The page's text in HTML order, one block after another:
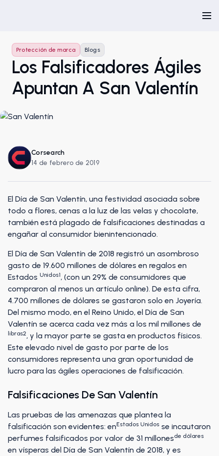
Protección de marca Blogs
Los Falsificadores Ágiles
Apuntan A San Valentín
Corsearch
14 de febrero de 2019
El Día de San Valentín, una festividad asociada sobre
todo a flores, cenas a la luz de las velas y chocolate,
también está plagado de falsificaciones destinadas a
engañar al consumidor bienintencionado.
El Día de San Valentín de 2018 registró un asombroso
gasto de 19.600 millones de dólares en regalos en
Estados Unidos1, (con un 29% de consumidores que
compraron al menos un artículo online). De esta cifra,
4.700 millones de dólares se gastaron solo en Joyería.
Del mismo modo, en el Reino Unido, el Día de San
Valentín se acerca cada vez más a los mil millones de
libras2, y la mayor parte se gasta en productos físicos.
Este elevado nivel de gasto por parte de los
consumidores representa una gran oportunidad de
lucro para las ágiles operaciones de falsificación.
Falsificaciones De San Valentín
Las pruebas de las amenazas que plantea la
falsificación son evidentes: enEstados Unidos se incautaron
perfumes falsificados por valor de 31 millonesde dólares
en vísperas del Día de San Valentín de 2018, y es